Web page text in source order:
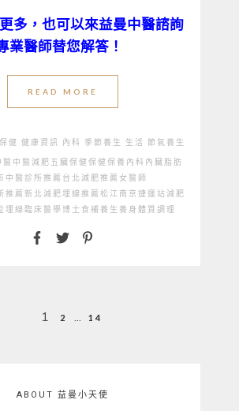
多，也可以來益曼中醫諮詢
業醫師替您解答！
READ MORE
保健 健康資訊 內科 季節養生 生活 節氣養生
醫 中醫減肥 五臟保健保健保養 內科 內臟脂肪
中醫診所推薦 台北減肥推薦 女醫師
推薦 新北減肥埋線推薦 松江南京捷運站 減肥
埋線 臨床醫學博士 食補 養生 養身 體質調理
1 2 14
ABOUT 益曼小天使